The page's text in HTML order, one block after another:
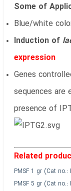
Some of
Blue/white
Induction of
expression
Genes
sequences are
presence of
Related
PMSF 1 gr (Cat no.:
PMSF 5 gr (Cat no.: